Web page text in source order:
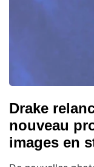
Drake
nouveau
images en